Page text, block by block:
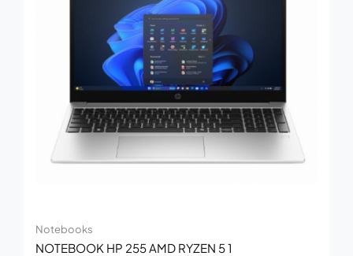
Notebooks
NOTEBOOK HP 255 AMD RYZEN 5 1